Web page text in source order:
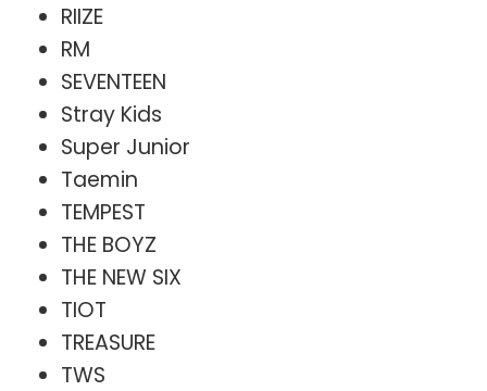
RIIZE
RM
SEVENTEEN
Stray Kids
Super Junior
Taemin
TEMPEST
THE BOYZ
THE NEW SIX
TIOT
TREASURE
TWS